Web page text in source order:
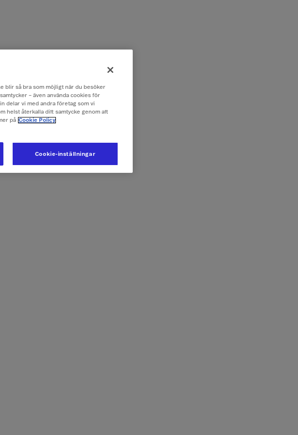
blir så bra som möjligt när du besöker
– även använda cookies för
delar vi med andra företag som vi
helst återkalla ditt samtycke genom att
på Cookie Policy
Cookie-inställningar